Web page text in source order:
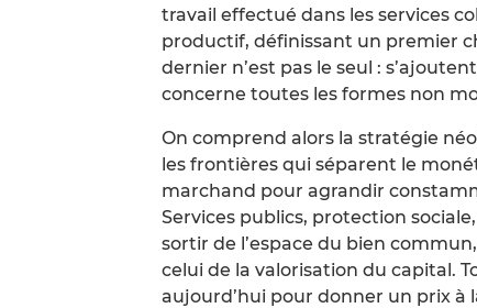
travail effectué dans les services
productif, définissant un premier
dernier n’est pas le seul :
concerne toutes les formes non
On comprend alors la stratégie
les frontières qui séparent le
marchand pour agrandir
Services publics, protection
sortir de l’espace du bien
celui de la valorisation du capital.
aujourd’hui pour donner un prix à